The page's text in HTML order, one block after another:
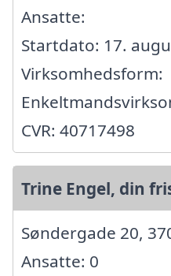
Ansatte:
Startdato: 17.
Virksomhedsform:
CVR: 40717498
Trine Engel, din
Søndergade 20,
Ansatte: 0